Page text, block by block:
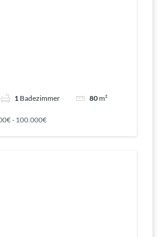
1 Badezimmer 80m²
- 100.000€